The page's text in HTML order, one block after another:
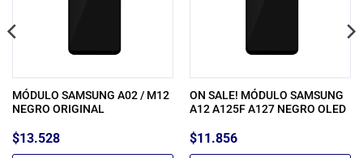
MÓDULO SAMSUNG A02 / M12
NEGRO ORIGINAL
$13.528
ON SALE! MÓDULO SAMSUNG
A12 A125F A127 NEGRO OLED
$11.856